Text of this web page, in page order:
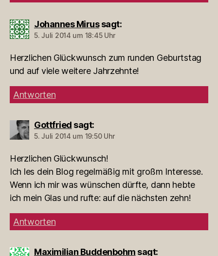
Johannes Mirus sagt:
5. Juli 2014 um 18:45 Uhr
Herzlichen Glückwunsch zum runden Geburtstag
und auf viele weitere Jahrzehnte!
Antworten
Gottfried sagt:
5. Juli 2014 um 19:50 Uhr
Herzlichen Glückwunsch!
Ich les dein Blog regelmäßig mit großm Interesse.
Wenn ich mir was wünschen dürfte, dann hebte
ich mein Glas und rufte: auf die nächsten zehn!
Antworten
Maximilian Buddenbohm sagt: